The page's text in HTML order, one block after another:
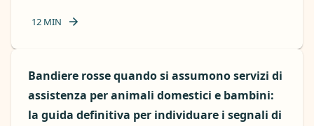
12 MIN
Bandiere rosse quando si assumono servizi di
assistenza per animali domestici e bambini:
la guida definitiva per individuare i segnali di